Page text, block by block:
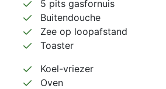
5 pits gasfornuis
Buitendouche
Zee op loopafstand
Toaster
Koel-vriezer
Oven